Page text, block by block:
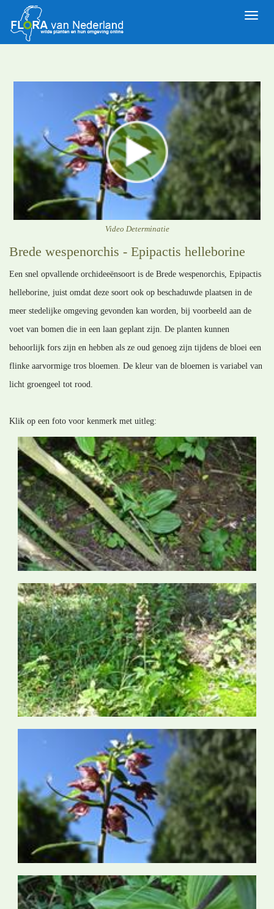
Toggle
Video Determinatie
Brede wespenorchis - Epipactis helleborine
Een snel opvallende orchideeënsoort is de Brede wespenorchis, Epipactis
helleborine, juist omdat deze soort ook op beschaduwde plaatsen in de
meer stedelijke omgeving gevonden kan worden, bij voorbeeld aan de
voet van bomen die in een laan geplant zijn. De planten kunnen
behoorlijk fors zijn en hebben als ze oud genoeg zijn tijdens de bloei een
flinke aarvormige tros bloemen. De kleur van de bloemen is variabel van
licht groengeel tot rood.
Klik op een foto voor kenmerk met uitleg: